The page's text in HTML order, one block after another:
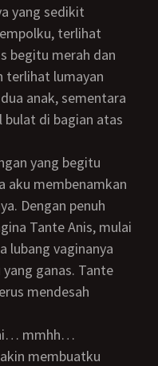
terlihat
begitu merah dan
terlihat lumayan
anak, sementara
di bagian atas
aku membenamkan
Dengan penuh
Tante Anis, mulai
lubang vaginanya
ganas. Tante
mendesah
membuatku